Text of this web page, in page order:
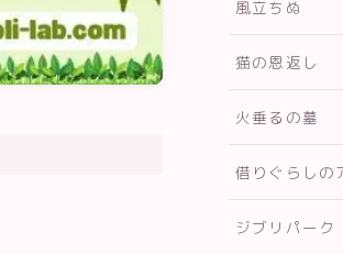
風立ちぬ
猫の恩返し
火垂るの墓
借りぐらしの
ジブリパーク